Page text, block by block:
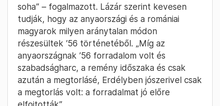
soha” – fogalmazott. Lázár szerint kevesen
tudják, hogy az anyaországi és a romániai
magyarok milyen aránytalan módon
részesültek ’56 történetéből. „Míg az
anyaországnak ’56 forradalom volt és
szabadságharc, a remény időszaka és csak
azután a megtorlásé, Erdélyben jószerivel csak
a megtorlás volt: a forradalmat jó előre